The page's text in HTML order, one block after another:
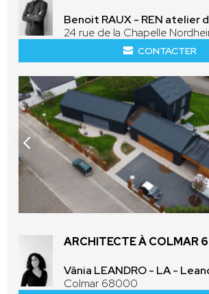
Benoit RAUX - REN atelier
24 rue de la Chapelle
CONTACTER
ARCHITECTE À COLMAR
Vânia LEANDRO - LA -
Colmar 68000